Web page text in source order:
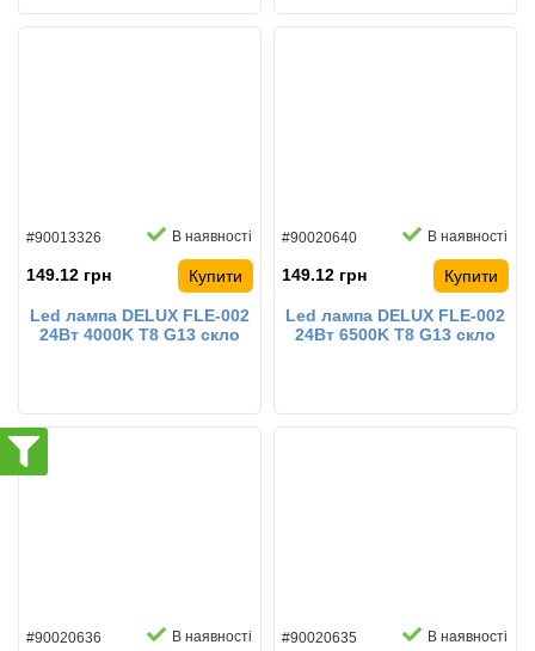
#90013326 В наявності
149.12 грн Купити
Led лампа DELUX FLE-002
24Вт 4000K T8 G13 скло
#90020640 В наявності
149.12 грн Купити
Led лампа DELUX FLE-002
24Вт 6500K T8 G13 скло
#90020636 В наявності #90020635 В наявності